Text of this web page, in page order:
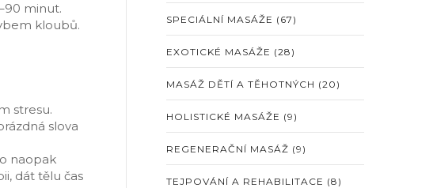
minut.
kloubů.
stresu.
slova
naopak
dát tělu čas
SPECIÁLNÍ MASÁŽE (67)
EXOTICKÉ MASÁŽE (28)
MASÁŽ DĚTÍ A TĚHOTNÝCH (20)
HOLISTICKÉ MASÁŽE (9)
REGENERAČNÍ MASÁŽ (9)
TEJPOVÁNÍ A REHABILITACE (8)